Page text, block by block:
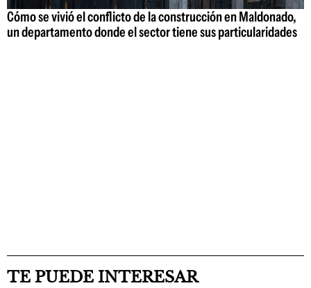
Cómo se vivió el conflicto de la construcción en Maldonado,
un departamento donde el sector tiene sus particularidades
TE PUEDE INTERESAR